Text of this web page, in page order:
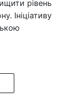
рівень
Ініціативу